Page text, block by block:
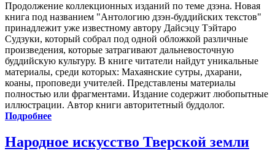
Продолжение коллекционных изданий по теме дзэна. Новая
книга под названием "Антологию дзэн-буддийских текстов"
принадлежит уже известному автору Дайсэцу Тэйтаро
Судзуки, который собрал под одной обложкой различные
произведения, которые затрагивают дальневосточную
буддийскую культуру. В книге читатели найдут уникальные
материалы, среди которых: Махаянские сутры, дхарани,
коаны, проповеди учителей. Представлены материалы
полностью или фрагментами. Издание содержит любопытные
иллюстрации. Автор книги авторитетный буддолог.
Подробнее
Народное искусство Тверской земли